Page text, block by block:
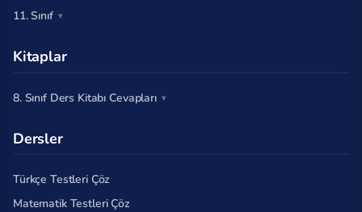
11. Sınıf
Kitaplar
8. Sınıf Ders Kitabı Cevapları
Dersler
Türkçe Testleri Çöz
Matematik Testleri Çöz